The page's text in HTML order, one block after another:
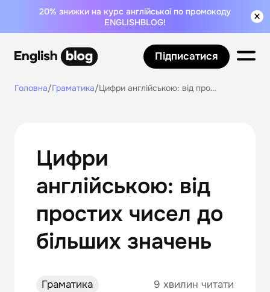
20% знижки на курс англійської по промокоду
ENGLISHBLOG!
Підписатися
Головна/Граматика/ Цифри англійською: від простих чисел до більших значень
Цифри
англійською: від
простих чисел до
більших значень
Граматика
9 хвилин читати